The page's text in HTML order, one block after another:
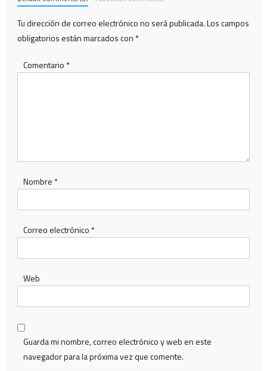
Tu dirección de correo electrónico no será publicada.Los campos
obligatorios están marcados con *
Comentario *
Nombre *
Correo electrónico *
Web
Guarda mi nombre, correo electrónico y web en este
navegador para la próxima vez que comente.